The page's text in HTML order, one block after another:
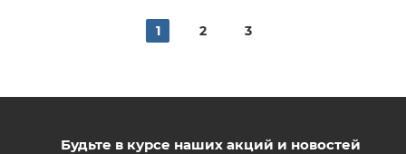
1 2 3
Будьте в курсе наших акций и новостей